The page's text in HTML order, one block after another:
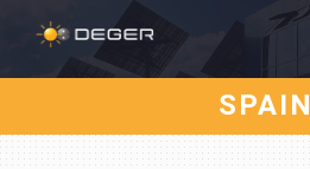
SPAIN